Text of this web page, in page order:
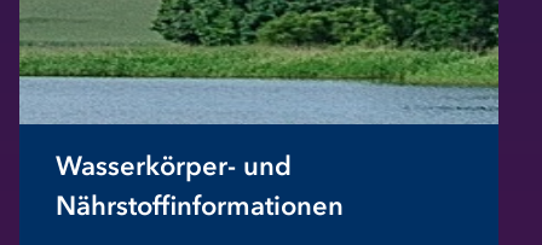
Wasserkörper- und
Nährstoffinformationen